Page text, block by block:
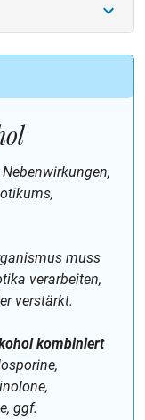
muss
verarbeiten,
verstärkt.
kombiniert
ggf.